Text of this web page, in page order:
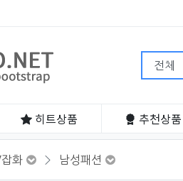
히트상품 추천상품
화 남성패션